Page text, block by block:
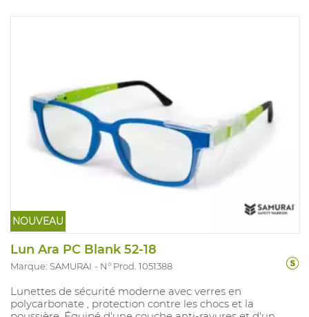
NOUVEAU
Lun Ara PC Blank 52-18
Marque: SAMURAI N° Prod. 1051388
Lunettes de sécurité moderne avec verres en
polycarbonate , protection contre les chocs et la